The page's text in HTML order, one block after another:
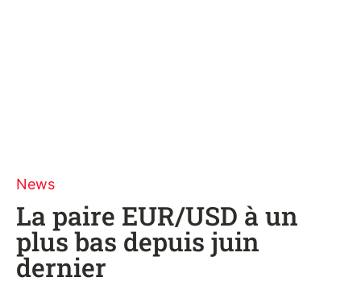
News
La paire EUR/USD à un
plus bas depuis juin
dernier